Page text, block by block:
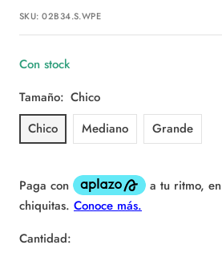
venta
SKU:02B34.S.WPE
Con stock
Tamaño: Chico
Chico
Mediano Grande
Cantidad: